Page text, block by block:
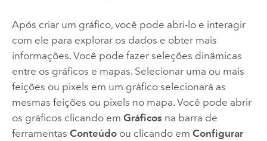
Após criar um gráfico, você pode abri-lo e interagir
com ele para explorar os dados e obter mais
informações. Você pode fazer seleções dinâmicas
entre os gráficos e mapas. Selecionar uma ou mais
feições ou pixels em um gráfico selecionará as
mesmas feições ou pixels no mapa. Você pode abrir
os gráficos clicando em Gráficos na barra de
ferramentas Conteúdoou clicando em Configurar